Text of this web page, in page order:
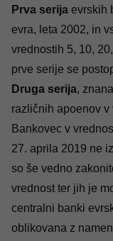
Prva serija evrskih
evra, leta 2002, in
vrednostih 5, 10,
prve serije se
Druga serija,
različnih apoenov v
Bankovec v
27. aprila 2019 ne
so še vedno
vrednost ter jih je
centralni banki
oblikovana z